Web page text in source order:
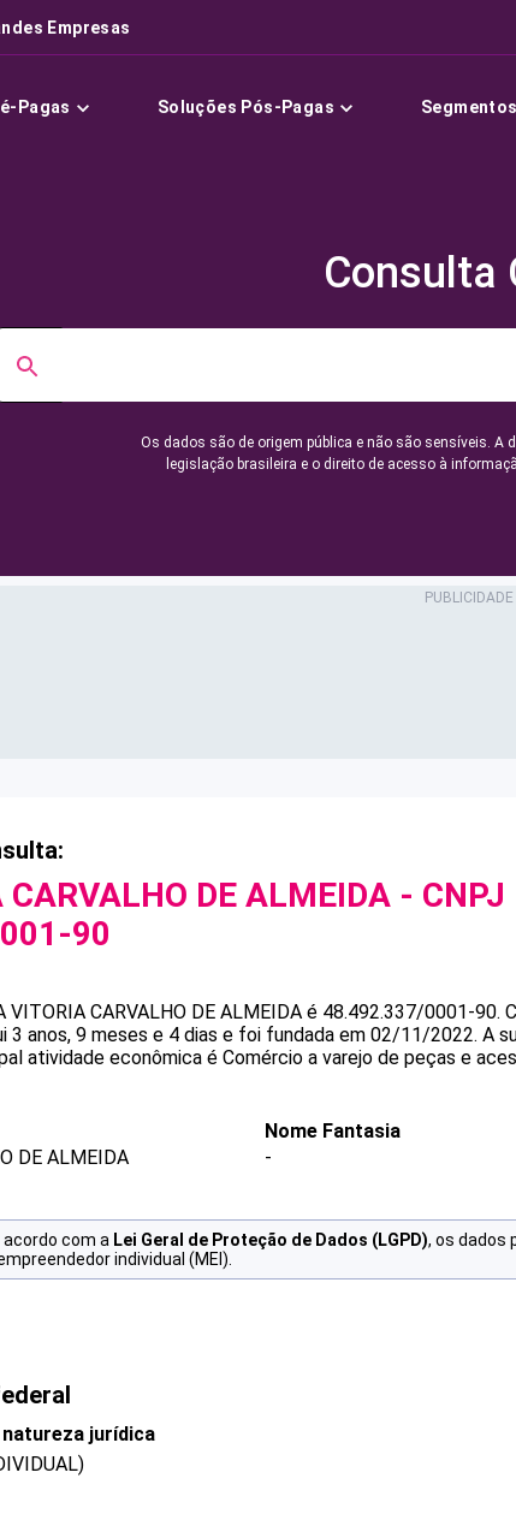
Empresas
Pagas Soluções Pós-Pagas Segmentos
Consulta
Os dados são de origem pública e não são sensíveis. A
legislação brasileira e o direito de acesso à
DE ALMEIDA - CNPJ
90
VITORIA CARVALHO DE ALMEIDA é 48.492.337/0001-90.
3 anos, 9 meses e 4 dias e foi fundada em 02/11/2022. A
atividade econômica é Comércio a varejo de peças e
DE ALMEIDA
Nome Fantasia
-
acordo com a Lei Geral de Proteção de Dados (LGPD), os dados
individual (MEI).
jurídica